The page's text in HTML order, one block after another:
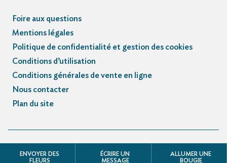
ENVOYER DES
FLEURS
ÉCRIRE UN
MESSAGE
ALLUMER UNE
BOUGIE
Foire aux questions
Mentions légales
Politique de confidentialité et gestion des cookies
Conditions d’utilisation
Conditions générales de vente en ligne
Nous contacter
Plan du site
© Registre des avis de décès et obsèques - 3.3.5